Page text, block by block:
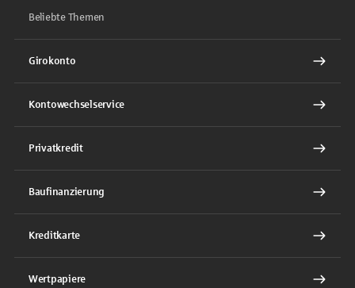
Beliebte Themen
Girokonto
Kontowechselservice
Privatkredit
Baufinanzierung
Kreditkarte
Wertpapiere